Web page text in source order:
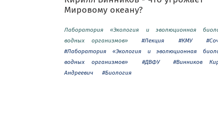
Мировому океану?
Лаборатория «Экология и эволюционная
водных организмов»
#Лекция #КМУ
#Лаборатория «Экология и эволюционная
водных организмов»
#ДВФУ
#Винников
Андреевич
#Биология